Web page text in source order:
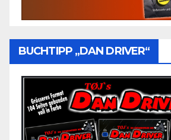
BUCHTIPP „DAN DRIVER“